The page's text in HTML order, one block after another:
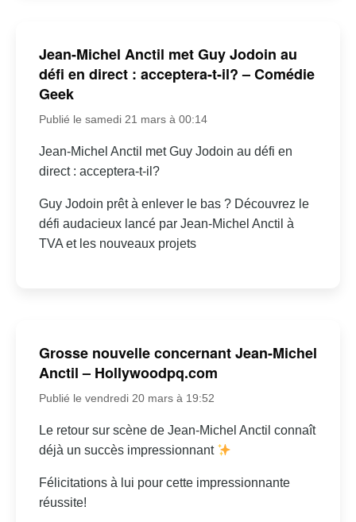
Jean-Michel Anctil met Guy Jodoin au
défi en direct : acceptera-t-il? – Comédie
Geek
Publié le samedi 21 mars à 00:14
Jean-Michel Anctil met Guy Jodoin au défi en
direct : acceptera-t-il?
Guy Jodoin prêt à enlever le bas ? Découvrez le
défi audacieux lancé par Jean-Michel Anctil à
TVA et les nouveaux projets
Grosse nouvelle concernant Jean-Michel
Anctil – Hollywoodpq.com
Publié le vendredi 20 mars à 19:52
Le retour sur scène de Jean-Michel Anctil connaît
déjà un succès impressionnant
Félicitations à lui pour cette impressionnante
réussite!